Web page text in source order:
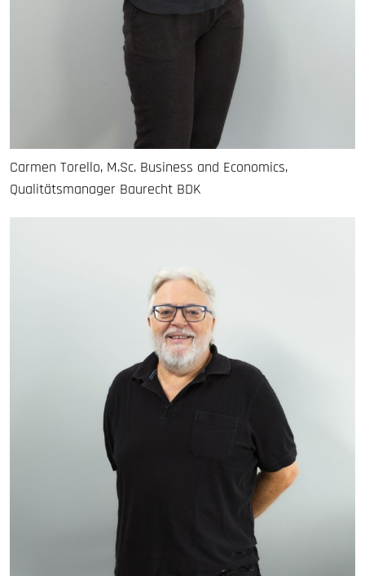
Carmen Torello, M.Sc. Business and Economics,
Qualitätsmanager Baurecht BDK